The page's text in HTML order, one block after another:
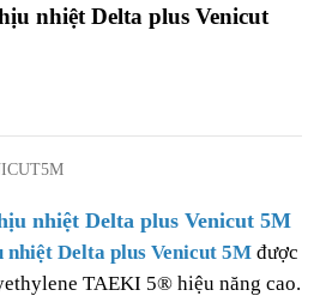
nhiệt Delta plus Venicut
nhiệt Delta plus Venicut 5M
nhiệt Delta plus Venicut 5M được
TAEKI 5® hiệu năng cao.